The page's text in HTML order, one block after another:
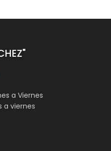
a Viernes
a viernes